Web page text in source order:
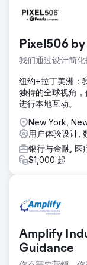
Cleverpup 如今
Shopify 网站凭
——定期推出新功
他们的网站并非
Pixel506 by
我们通过设计简
纽约+拉丁美洲：
独特的全球视角
进行本地互动。
New York,
用户体验设计,
银行与金融, 医
$1,000 起
Amplify
Guidance